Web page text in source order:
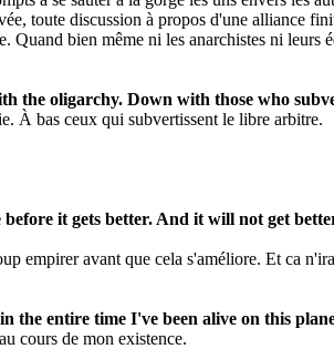
toute discussion à propos d'une alliance
Quand bien même ni les anarchistes ni
the oligarchy. Down with those who
À bas ceux qui subvertissent le libre arbitre.
it gets better. And it will not get
empirer avant que cela s'améliore. Et ca
the entire time I've been alive on this
cours de mon existence.